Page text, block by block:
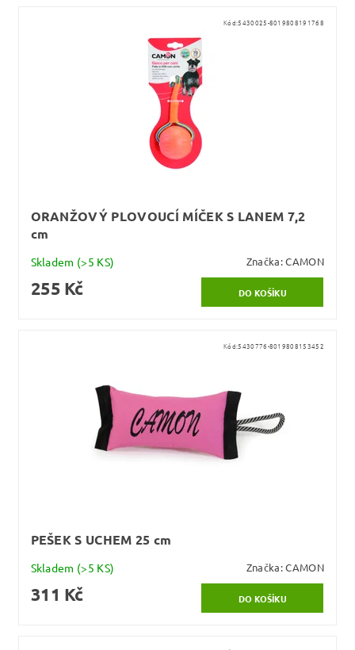
Kód:5430025-8019808191768
ORANŽOVÝ PLOVOUCÍ MÍČEK S LANEM 7,2
cm
Skladem (>5 KS) Značka:CAMON
255 Kč
Kód:5430776-8019808153452
PEŠEK S UCHEM 25 cm
Skladem (>5 KS) Značka:CAMON
311 Kč